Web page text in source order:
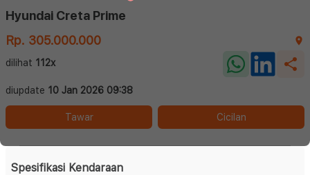
Hyundai Creta Prime
Rp. 305.000.000
dilihat 112x
diupdate 10 Jan 2026 09:38
Tawar Cicilan
Spesifikasi Kendaraan